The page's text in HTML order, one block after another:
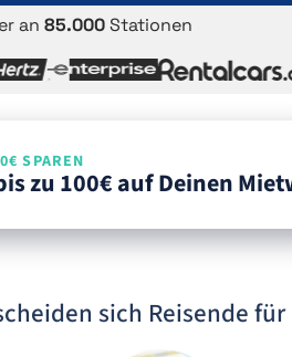
an 85.000Stationen
SPAREN
zu 100€ auf Deinen
sich Reisende